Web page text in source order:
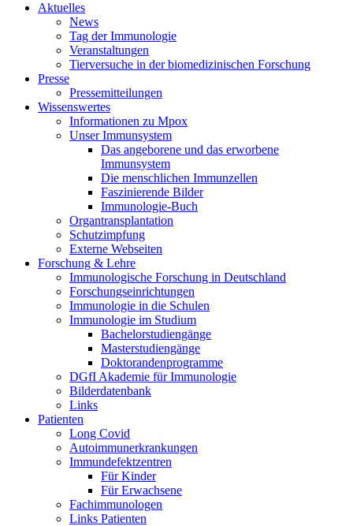
Aktuelles
News
Tag der Immunologie
Veranstaltungen
Tierversuche in der biomedizinischen Forschung
Presse
Pressemitteilungen
Wissenswertes
Informationen zu Mpox
Unser Immunsystem
Das angeborene und das erworbene
Immunsystem
Die menschlichen Immunzellen
Faszinierende Bilder
Immunologie-Buch
Organtransplantation
Schutzimpfung
Externe Webseiten
Forschung & Lehre
Immunologische Forschung in Deutschland
Forschungseinrichtungen
Immunologie in die Schulen
Immunologie im Studium
Bachelorstudiengänge
Masterstudiengänge
Doktorandenprogramme
DGfI Akademie für Immunologie
Bilderdatenbank
Links
Patienten
Long Covid
Autoimmunerkrankungen
Immundefektzentren
Für Kinder
Für Erwachsene
Fachimmunologen
Links Patienten